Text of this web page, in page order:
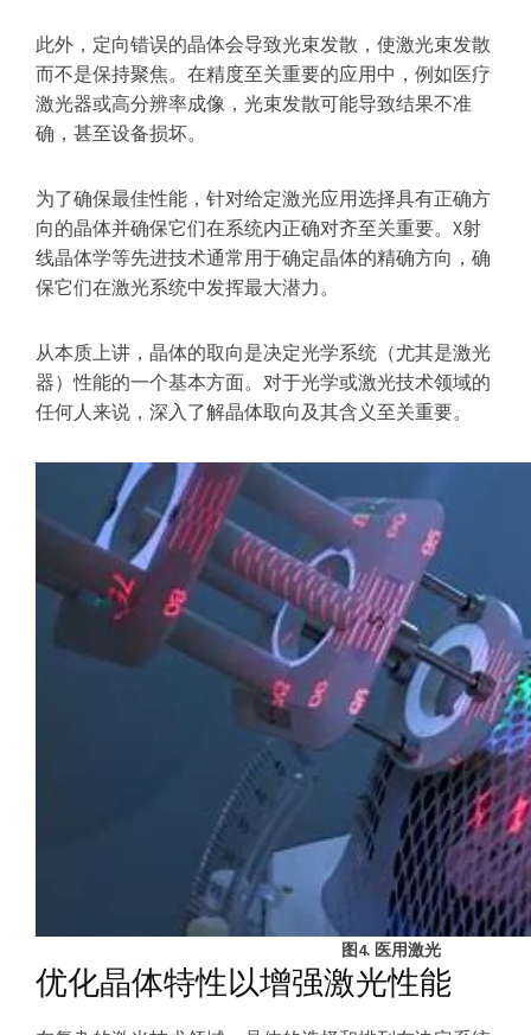
此外，定向错误的晶体会导致光束发散，使激光束发散
而不是保持聚焦。在精度至关重要的应用中，例如医疗
激光器或高分辨率成像，光束发散可能导致结果不准
确，甚至设备损坏。
为了确保最佳性能，针对给定激光应用选择具有正确方
向的晶体并确保它们在系统内正确对齐至关重要。X射
线晶体学等先进技术通常用于确定晶体的精确方向，确
保它们在激光系统中发挥最大潜力。
从本质上讲，晶体的取向是决定光学系统（尤其是激光
器）性能的一个基本方面。对于光学或激光技术领域的
任何人来说，深入了解晶体取向及其含义至关重要。
图4. 医用激光
优化晶体特性以增强激光性能